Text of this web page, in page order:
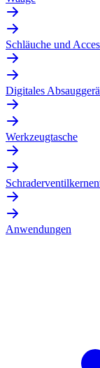
Schläuche und
Digitales
Werkzeugtasche
Anwendungen